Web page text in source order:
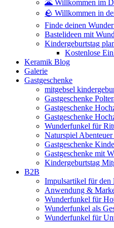
🌋 Willkommen im
🪨 Willkommen in
Finde deinen
Bastelideen mit
Kindergeburtstag
Kostenlose
Keramik Blog
Galerie
Gastgeschenke
mitgebsel
Gastgeschenke
Gastgeschenke
Gastgeschenke
Wunderfunkel für
Naturspiel
Gastgeschenke
Gastgeschenke mit
Kindergeburtstag
B2B
Impulsartikel für den
Anwendung &
Wunderfunkel für
Wunderfunkel als
Wunderfunkel für